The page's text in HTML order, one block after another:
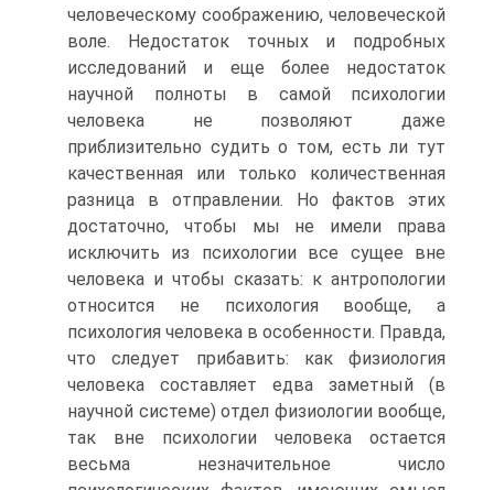
человеческому соображению, человеческой
воле. Недостаток точных и подробных
исследований и еще более недостаток
научной полноты в самой психологии
человека не позволяют даже
приблизительно судить о том, есть ли тут
качественная или только количественная
разница в отправлении. Но фактов этих
достаточно, чтобы мы не имели права
исключить из психологии все сущее вне
человека и чтобы сказать: к антропологии
относится не психология вообще, а
психология человека в особенности. Правда,
что следует прибавить: как физиология
человека составляет едва заметный (в
научной системе) отдел физиологии вообще,
так вне психологии человека остается
весьма незначительное число